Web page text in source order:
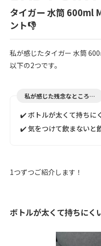
タイガー 水筒 600ml
ント👎
私が感じたタイガー 水筒
以下の2つです。
私が感じた残念なところ…
✔️ ボトルが太くて持ちに
✔️ 気をつけて飲まないと
1つずつご紹介します！
ボトルが太くて持ちにく